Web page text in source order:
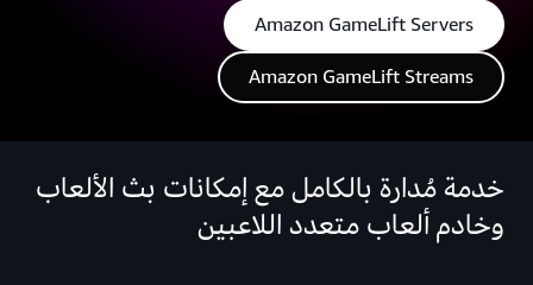
Amazon GameLift Servers
Amazon GameLift Streams
خدمة مُدارة بالكامل مع إمكانات بث الألعاب
وخادم ألعاب متعدد اللاعبين